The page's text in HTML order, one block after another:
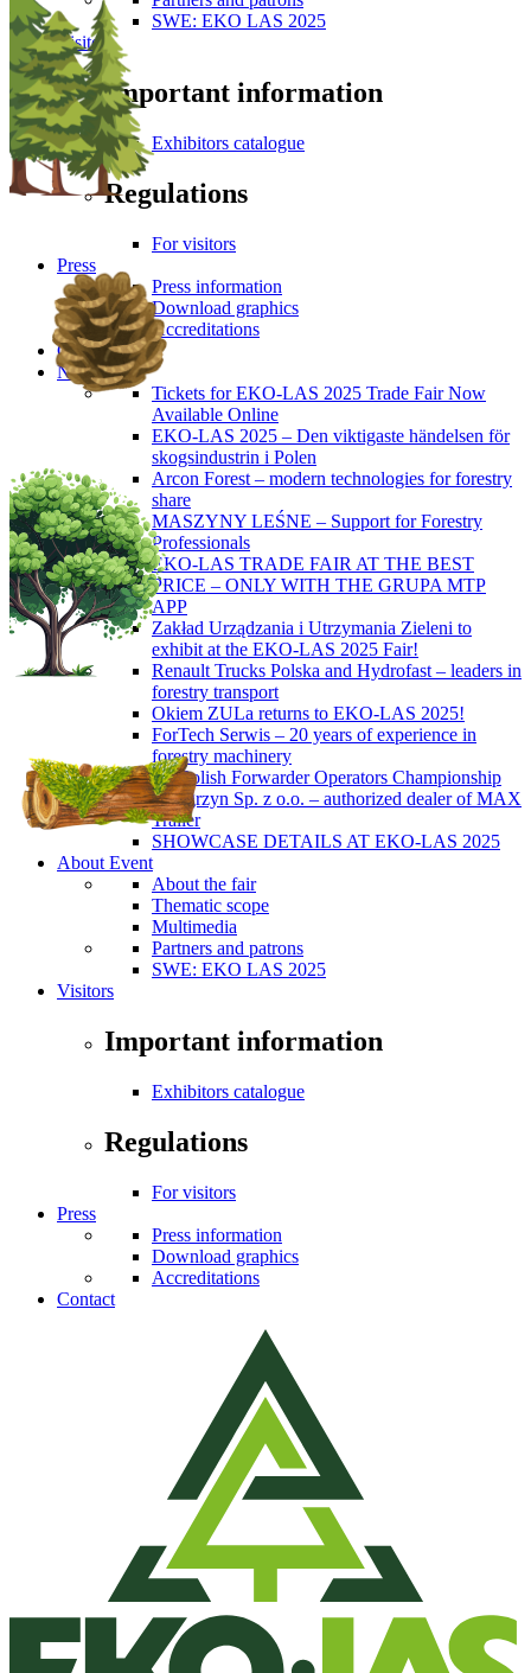
SWE: EKO LAS 2025
Visitors
Important information
Exhibitors catalogue
Regulations
For visitors
Press
Press information
Download graphics
Accreditations
Contact
News
Tickets for EKO-LAS 2025 Trade Fair Now
Available Online
EKO-LAS 2025 – Den viktigaste händelsen för
skogsindustrin i Polen
Arcon Forest – modern technologies for forestry
share
MASZYNY LEŚNE – Support for Forestry
Professionals
EKO-LAS TRADE FAIR AT THE BEST
PRICE – ONLY WITH THE GRUPA MTP
APP
Zakład Urządzania i Utrzymania Zieleni to
exhibit at the EKO-LAS 2025 Fair!
Renault Trucks Polska and Hydrofast – leaders in
forestry transport
Okiem ZULa returns to EKO-LAS 2025!
ForTech Serwis – 20 years of experience in
forestry machinery
5th Polish Forwarder Operators Championship
Wengrzyn Sp. z o.o. – authorized dealer of MAX
Trailer
SHOWCASE DETAILS AT EKO-LAS 2025
About Event
About the fair
Thematic scope
Multimedia
Partners and patrons
SWE: EKO LAS 2025
Visitors
Important information
Exhibitors catalogue
Regulations
For visitors
Press
Press information
Download graphics
Accreditations
Contact